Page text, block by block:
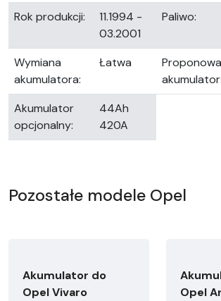
Rok produkcji:
11.1994 -
03.2001
Paliwo:
Wymiana
akumulatora:
Łatwa
akumulator:
Akumulator
opcjonalny:
44Ah
420A
Pozostałe modele Opel
Akumulator do
Opel Vivaro
Opel